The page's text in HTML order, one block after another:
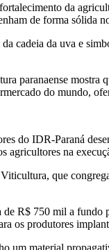
da
de forma sólida
cadeia da uva e
paranaense
do mundo,
do IDR-Paraná
na
que
R$ 750 mil a fundo
os produtores
um material